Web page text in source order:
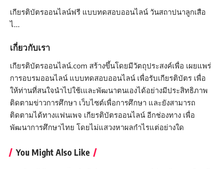
เกียรติบัตรออนไลน์ฟรี แบบทดสอบออนไลน์ วันสถาปนาลูกเสือ
ไ…
เกี่ยวกับเรา
เกียรติบัตรออนไลน์.com สร้างขึ้นโดยมีวัตถุประสงค์เพื่อ เผยแพร่
การอบรมออนไลน์ แบบทดสอบออนไลน์ เพื่อรับเกียรติบัตร เพื่อ
ให้ท่านที่สนใจนำไปใช้เและพัฒนาตนเองได้อย่างมีประสิทธิภาพ
ติดตามข่าวการศึกษา เว็บไซต์เพื่อการศึกษา และยังสามารถ
ติดตามได้ทางแฟนเพจ เกียรติบัตรออนไลน์ อีกช่องทาง เพื่อ
พัฒนาการศึกษาไทย โดยไม่แสวงหาผลกำไรแต่อย่างใด
You Might Also Like